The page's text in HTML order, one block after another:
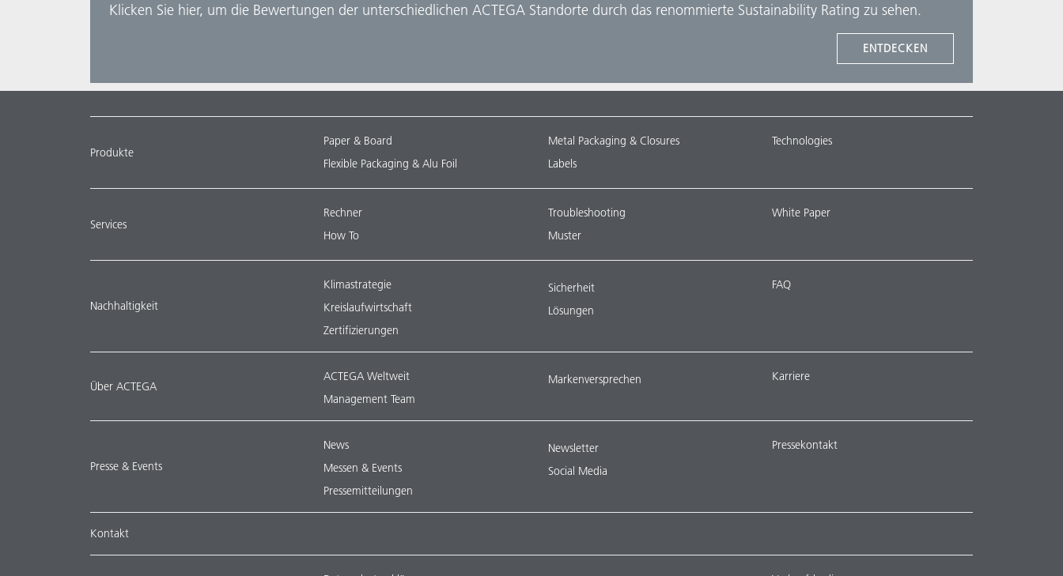
Klicken Sie hier, um die Bewertungen der unterschiedlichen ACTEGA Standorte durch das renommierte Sustainability Rating zu sehen.
ENTDECKEN
Produkte
Paper & Board
Flexible Packaging & Alu Foil
Metal Packaging & Closures
Labels
Technologies
Services
Rechner
How To
Troubleshooting
Muster
White Paper
Nachhaltigkeit
Klimastrategie
Kreislaufwirtschaft
Zertifizierungen
Sicherheit
Lösungen
FAQ
Über ACTEGA
ACTEGA Weltweit
Management Team
Markenversprechen Karriere
Presse & Events
News
Messen & Events
Pressemitteilungen
Newsletter
Social Media
Pressekontakt
Kontakt